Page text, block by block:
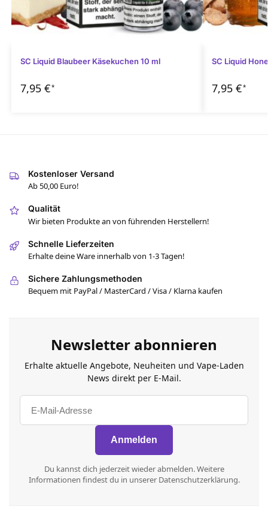
SC Liquid Blaubeer Käsekuchen 10 ml
7,95 €*
SC Liquid
7,95 €*
Kostenloser Versand
Ab 50,00 Euro!
Qualität
Wir bieten Produkte an von führenden Herstellern!
Schnelle Lieferzeiten
Erhalte deine Ware innerhalb von 1-3 Tagen!
Sichere Zahlungsmethoden
Bequem mit PayPal / MasterCard / Visa / Klarna kaufen
Newsletter abonnieren
Erhalte aktuelle Angebote, Neuheiten und Vape-Laden
News direkt per E-Mail.
Du kannst dich jederzeit wieder abmelden. Weitere
Informationen findest du in unserer Datenschutzerklärung.